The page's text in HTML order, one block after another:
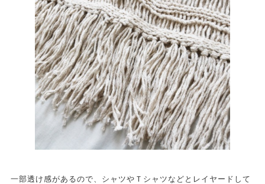
一部透け感があるので、シャツやＴシャツなどとレイヤードして